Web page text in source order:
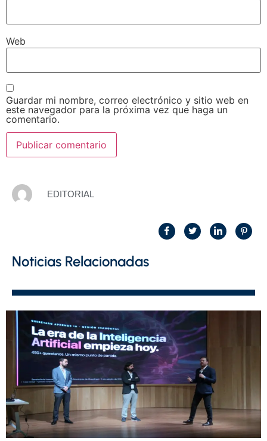
Web
Guardar mi nombre, correo electrónico y sitio web en
este navegador para la próxima vez que haga un
comentario.
EDITORIAL
Noticias Relacionadas